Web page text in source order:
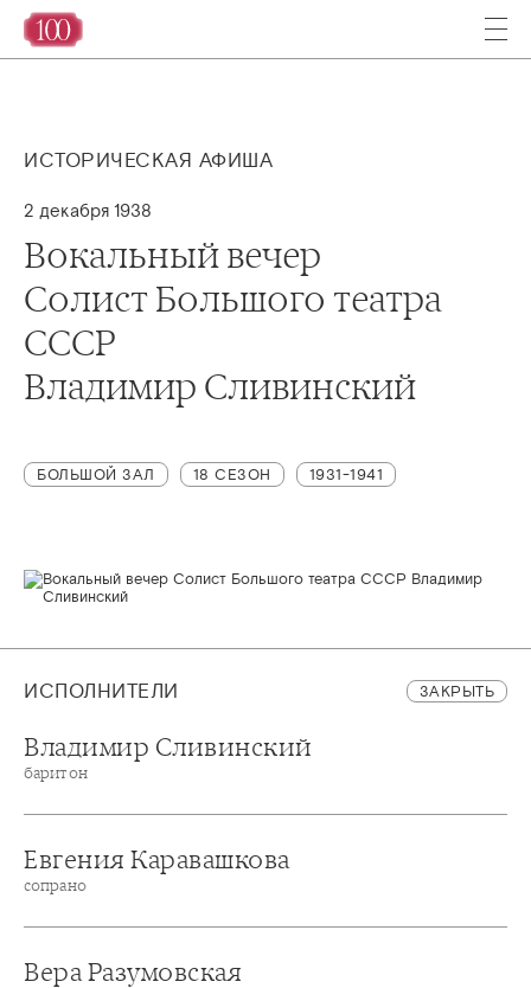
ИСТОРИЧЕСКАЯ АФИША
2 декабря 1938
Вокальный вечер
Солист Большого театра
СССР
Владимир Сливинский
БОЛЬШОЙ ЗАЛ 18 СЕЗОН 1931-1941
ИСПОЛНИТЕЛИ ЗАКРЫТЬ
Владимир Сливинский
баритон
Евгения Каравашкова
сопрано
Вера Разумовская